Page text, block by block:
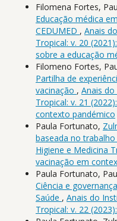
Filomena Fortes,
Educação médica
CEDUMED , Anais
Tropical: v. 20
sobre a educação
Filomeno Fortes,
Partilha de
vacinação , Anais
Tropical: v. 21
contexto pandémico
Paula Fortunato,
baseada no trabalho
Higiene e Medicina
vacinação em
Paula Fortunato,
Ciência e
Saúde , Anais do
Tropical: v. 22